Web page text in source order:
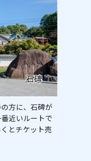
方に、石碑が
近いルートで
とチケット売